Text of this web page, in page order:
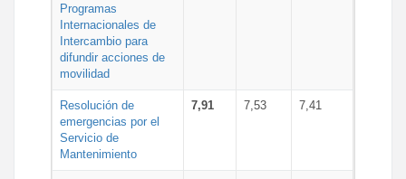
Programas
Internacionales de
Intercambio para
difundir acciones de
movilidad
Resolución de
emergencias por el
Servicio de
Mantenimiento
7,91 7,53 7,41